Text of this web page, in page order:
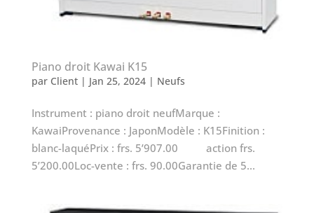
Piano droit Kawai K15
par Client| Jan 25, 2024| Neufs
Instrument : piano droit neufMarque :
KawaiProvenance : JaponModèle : K15Finition :
blanc-laquéPrix : frs. 5’907.00 action frs.
5’200.00Loc-vente : frs. 90.00Garantie de 5...